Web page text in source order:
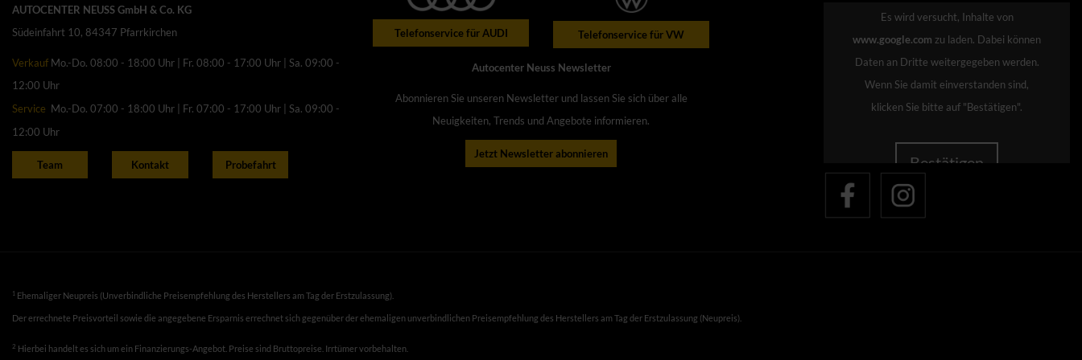
AUTOCENTER NEUSS GmbH & Co. KG
Südeinfahrt 10, 84347 Pfarrkirchen
Verkauf Mo.-Do. 08:00 - 18:00 Uhr | Fr. 08:00 - 17:00 Uhr | Sa. 09:00 -
12:00 Uhr
Service Mo.-Do. 07:00 - 18:00 Uhr | Fr. 07:00 - 17:00 Uhr | Sa. 09:00 -
12:00 Uhr
Team Kontakt Probefahrt
Telefonservice für AUDI Telefonservice für VW
Autocenter Neuss Newsletter
Abonnieren Sie unseren Newsletter und lassen Sie sich über alle
Neuigkeiten, Trends und Angebote informieren.
Jetzt Newsletter abonnieren
www.google.com zu laden. Dabei können
Daten an Dritte weitergegeben werden.
Wenn Sie damit einverstanden sind,
klicken Sie bitte auf "Bestätigen".
Bestätigen
1 Ehemaliger Neupreis (Unverbindliche Preisempfehlung des Herstellers am Tag der Erstzulassung).
Der errechnete Preisvorteil sowie die angegebene Ersparnis errechnet sich gegenüber der ehemaligen unverbindlichen Preisempfehlung des Herstellers am Tag der Erstzulassung (Neupreis).
2 Hierbei handelt es sich um ein Finanzierungs-Angebot. Preise sind Bruttopreise. Irrtümer vorbehalten.